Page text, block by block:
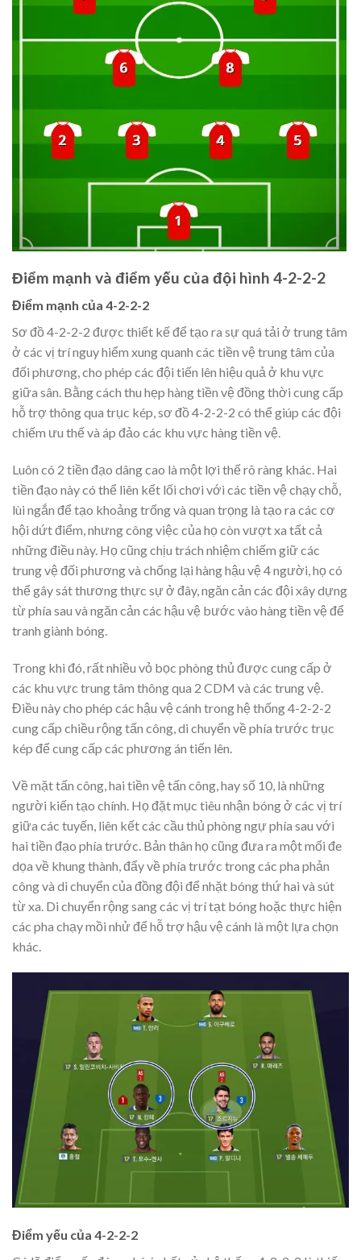
Điểm mạnh và điểm yếu của đội hình 4-2-2-2
Điểm mạnh của 4-2-2-2
Sơ đồ 4-2-2-2 được thiết kế để tạo ra sự quá tải ở trung tâm
ở các vị trí nguy hiểm xung quanh các tiền vệ trung tâm của
đối phương, cho phép các đội tiến lên hiệu quả ở khu vực
giữa sân. Bằng cách thu hẹp hàng tiền vệ đồng thời cung cấp
hỗ trợ thông qua trục kép, sơ đồ 4-2-2-2 có thể giúp các đội
chiếm ưu thế và áp đảo các khu vực hàng tiền vệ.
Luôn có 2 tiền đạo dâng cao là một lợi thế rõ ràng khác. Hai
tiền đạo này có thể liên kết lối chơi với các tiền vệ chạy chỗ,
lùi ngắn để tạo khoảng trống và quan trọng là tạo ra các cơ
hội dứt điểm, nhưng công việc của họ còn vượt xa tất cả
những điều này. Họ cũng chịu trách nhiệm chiếm giữ các
trung vệ đối phương và chống lại hàng hậu vệ 4 người, họ có
thể gây sát thương thực sự ở đây, ngăn cản các đội xây dựng
từ phía sau và ngăn cản các hậu vệ bước vào hàng tiền vệ để
tranh giành bóng.
Trong khi đó, rất nhiều vỏ bọc phòng thủ được cung cấp ở
các khu vực trung tâm thông qua 2 CDM và các trung vệ.
Điều này cho phép các hậu vệ cánh trong hệ thống 4-2-2-2
cung cấp chiều rộng tấn công, di chuyển về phía trước trục
kép để cung cấp các phương án tiến lên.
Về mặt tấn công, hai tiền vệ tấn công, hay số 10, là những
người kiến tạo chính. Họ đặt mục tiêu nhận bóng ở các vị trí
giữa các tuyến, liên kết các cầu thủ phòng ngự phía sau với
hai tiền đạo phía trước. Bản thân họ cũng đưa ra một mối đe
dọa về khung thành, đẩy về phía trước trong các pha phản
công và di chuyển của đồng đội để nhặt bóng thứ hai và sút
từ xa. Di chuyển rộng sang các vị trí tạt bóng hoặc thực hiện
các pha chạy mồi nhử để hỗ trợ hậu vệ cánh là một lựa chọn
khác.
Điểm yếu của 4-2-2-2